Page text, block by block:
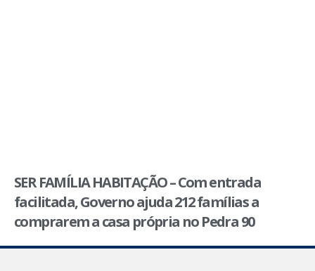
SER FAMÍLIA HABITAÇÃO – Com entrada
facilitada, Governo ajuda 212 famílias a
comprarem a casa própria no Pedra 90